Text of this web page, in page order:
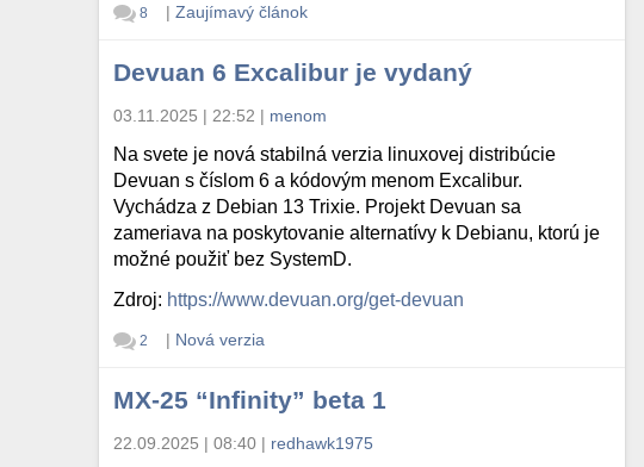
8 | Zaujímavý článok
Devuan 6 Excalibur je vydaný
03.11.2025 | 22:52 | menom
Na svete je nová stabilná verzia linuxovej distribúcie
Devuan s číslom 6 a kódovým menom Excalibur.
Vychádza z Debian 13 Trixie. Projekt Devuan sa
zameriava na poskytovanie alternatívy k Debianu, ktorú je
možné použiť bez SystemD.
Zdroj: https://www.devuan.org/get-devuan
2 | Nová verzia
MX-25 “Infinity” beta 1
22.09.2025 | 08:40 | redhawk1975